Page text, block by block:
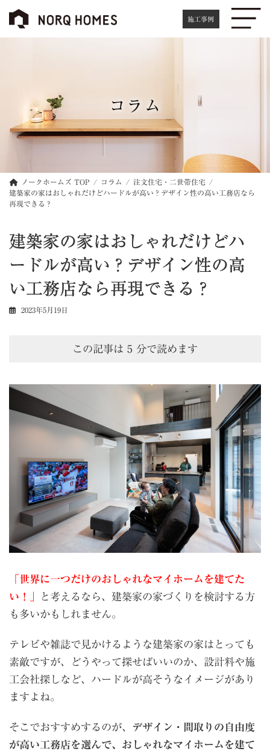
施工事例
コラム
ノークホームズ TOP コラム
注文住宅・二世帯住宅
建築家の家はおしゃれだけどハードルが高い？デザイン性の高い工務店なら
再現できる？
建築家の家はおしゃれだけどハ
ードルが高い？デザイン性の高
い工務店なら再現できる？
2023年5月19日
この記事は 5 分で読めます
「世界に一つだけのおしゃれなマイホームを建てた
い！」
と考えるなら、建築家の家づくりを検討する方
も多いかもしれません。
テレビや雑誌で見かけるような建築家の家はとっても
素敵ですが、どうやって探せばいいのか、設計料や施
工会社探しなど、ハードルが高そうなイメージがあり
ますよね。
そこでおすすめするのが、
デザイン・間取りの自由度
が高い工務店を選んで、おしゃれなマイホームを建て